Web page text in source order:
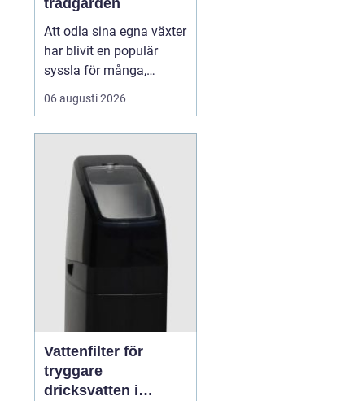
trädgården
Att odla sina egna växter
har blivit en populär
syssla för många,
oavsett om det handlar
om att ha en prunkande
balkongträdgård i stan.
En av de mest effektiva
och este...
06 augusti 2026
Vattenfilter för
tryggare
dricksvatten i